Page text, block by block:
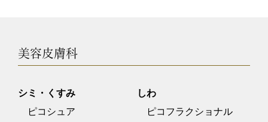
美容皮膚科
シミ・くすみ
ピコシュア
しわ
ピコフラクショナル